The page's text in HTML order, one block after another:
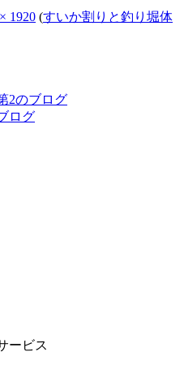
1920 (すいか割りと釣り堀体
2のブログ
ログ
ービス